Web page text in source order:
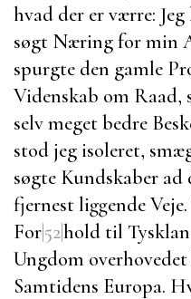
hvad der er værre:
søgt Næring for min
spurgte den gamle
Videnskab om Raad,
selv meget bedre
stod jeg isoleret,
søgte Kundskaber
fjernest liggende
For|52|hold til
Ungdom
Samtidens Europa.